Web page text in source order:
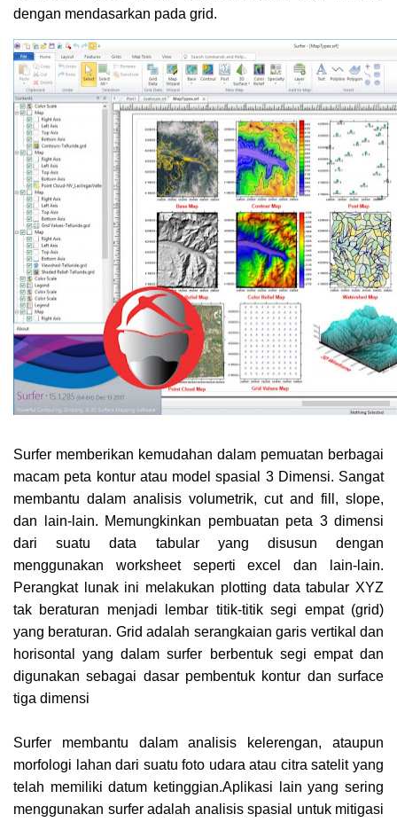
dengan mendasarkan pada grid.
Surfer memberikan kemudahan dalam pemuatan berbagai
macam peta kontur atau model spasial 3 Dimensi. Sangat
membantu dalam analisis volumetrik, cut and fill, slope,
dan lain-lain. Memungkinkan pembuatan peta 3 dimensi
dari suatu data tabular yang disusun dengan
menggunakan worksheet seperti excel dan lain-lain.
Perangkat lunak ini melakukan plotting data tabular XYZ
tak beraturan menjadi lembar titik-titik segi empat (grid)
yang beraturan. Grid adalah serangkaian garis vertikal dan
horisontal yang dalam surfer berbentuk segi empat dan
digunakan sebagai dasar pembentuk kontur dan surface
tiga dimensi
Surfer membantu dalam analisis kelerengan, ataupun
morfologi lahan dari suatu foto udara atau citra satelit yang
telah memiliki datum ketinggian.Aplikasi lain yang sering
menggunakan surfer adalah analisis spasial untuk mitigasi